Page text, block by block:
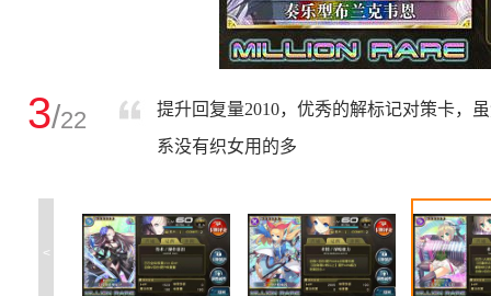
3/22
提升回复量2010，优秀的解标记对策卡，
系没有织女用的多
<